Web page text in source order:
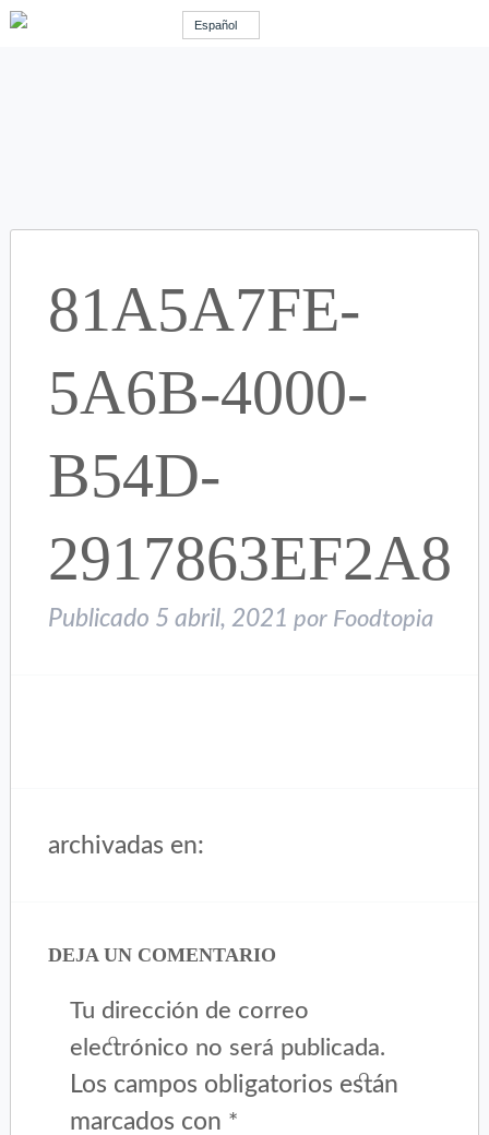
Español
81A5A7FE-
5A6B-4000-
B54D-
2917863EF2A8
Publicado 5 abril, 2021 por Foodtopia
archivadas en:
DEJA UN COMENTARIO
Tu dirección de correo
electrónico no será publicada.
Los campos obligatorios están
marcados con *